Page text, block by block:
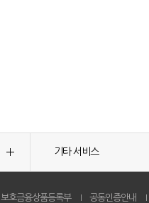
기타 서비스
보호금융상품등록부 공동인증안내